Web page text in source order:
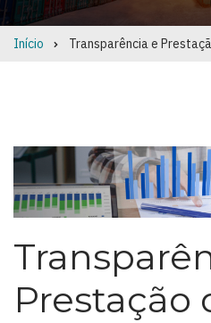
Breadcrumb
Início Transparência e
Prestação